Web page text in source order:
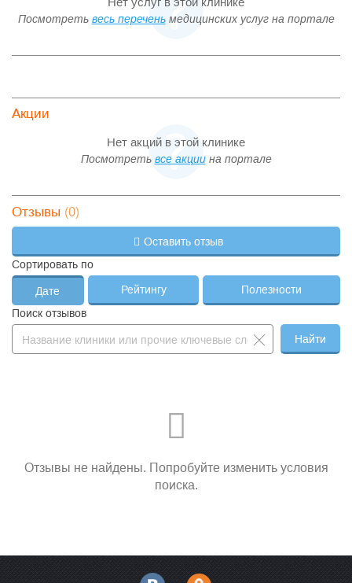
Посмотреть весь переченьмедицинских услуг на портале
Акции
Нет акций в этой клинике
Посмотреть все акциина портале
Отзывы (0)
Оставить отзыв
Сортировать по
Дате Рейтингу
Полезности
Поиск отзывов
Найти
Отзывы не найдены. Попробуйте изменить условия
поиска.